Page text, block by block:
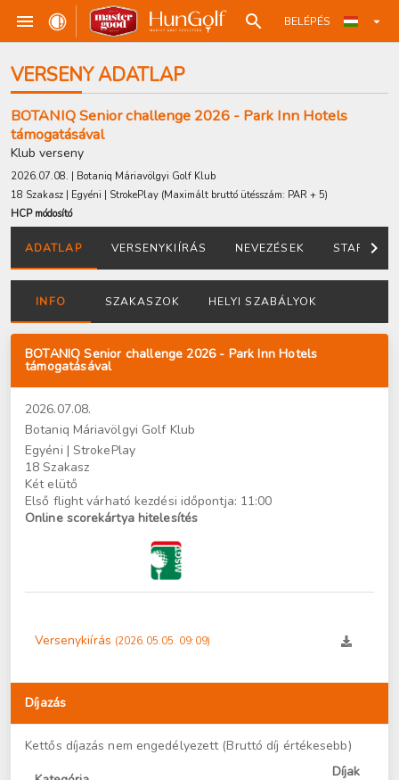
BELÉPÉS
VERSENY ADATLAP
BOTANIQ Senior challenge 2026 - Park Inn Hotels
támogatásával
Klub verseny
2026.07.08. | Botaniq Máriavölgyi Golf Klub
18 Szakasz | Egyéni | StrokePlay (Maximált bruttó ütésszám: PAR + 5)
HCP módosító
ADATLAP VERSENYKIÍRÁS NEVEZÉSEK
INFO SZAKASZOK HELYI SZABÁLYOK
BOTANIQ Senior challenge 2026 - Park Inn Hotels
támogatásával
2026.07.08.
Botaniq Máriavölgyi Golf Klub
Egyéni | StrokePlay
18 Szakasz
Két elütő
Első flight várható kezdési időpontja: 11:00
Online scorekártya hitelesítés
Versenykiírás (2026.05.05. 09:09)
Díjazás
Kettős díjazás nem engedélyezett (Bruttó díj értékesebb)
Díjak